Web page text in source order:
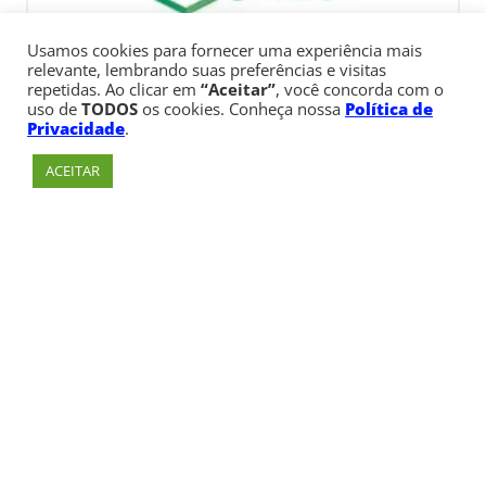
Usamos cookies para fornecer uma experiência mais
relevante, lembrando suas preferências e visitas
repetidas. Ao clicar em “Aceitar”, você concorda com o
uso de TODOS os cookies. Conheça nossa Política de
Privacidade.
ACEITAR